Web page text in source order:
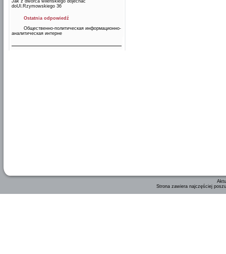
Jak z dworca wileńskiego dojechać
doUl.Rzymowskiego 36
Ostatnia odpowiedź
Общественно-политическая информационно-
аналитическая интерне
Strona zawiera najczęściej